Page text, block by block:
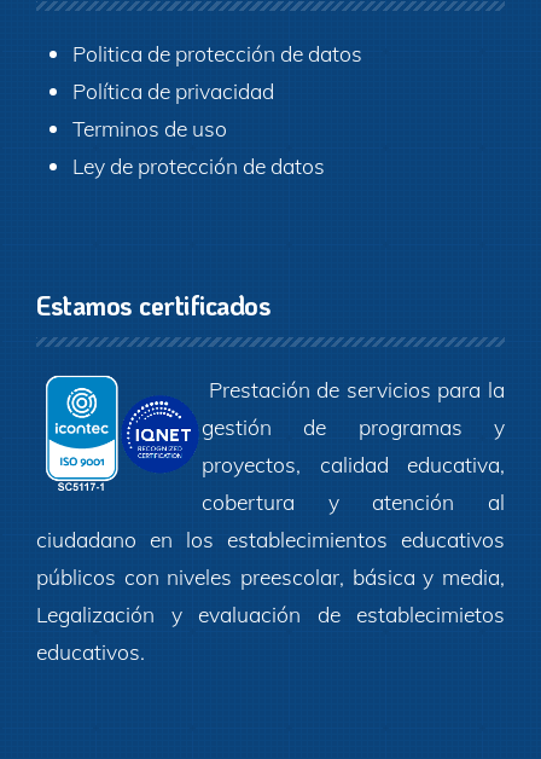
Politica de protección de datos
Política de privacidad
Terminos de uso
Ley de protección de datos
Estamos certificados
Prestación de servicios para la
gestión de programas y
proyectos, calidad educativa,
cobertura y atención al
ciudadano en los establecimientos educativos
públicos con niveles preescolar, básica y media,
Legalización y evaluación de establecimietos
educativos.